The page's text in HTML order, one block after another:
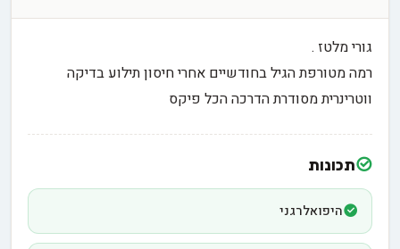
גורי מלטז .
רמה מטורפת הגיל בחודשיים אחרי חיסון תילוע בדיקה
ווטרינרית מסודרת הדרכה הכל פיקס
תכונות
היפואלרגני